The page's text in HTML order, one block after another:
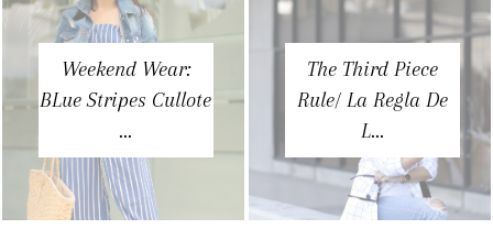
Weekend Wear:
BLue Stripes Cullote
...
The Third Piece
Rule/ La Regla De
L...